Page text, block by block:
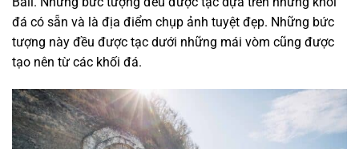
đá có sẵn và là địa điểm chụp ảnh tuyệt đẹp. Những bức
tượng này đều được tạc dưới những mái vòm cũng được
tạo nên từ các khối đá.